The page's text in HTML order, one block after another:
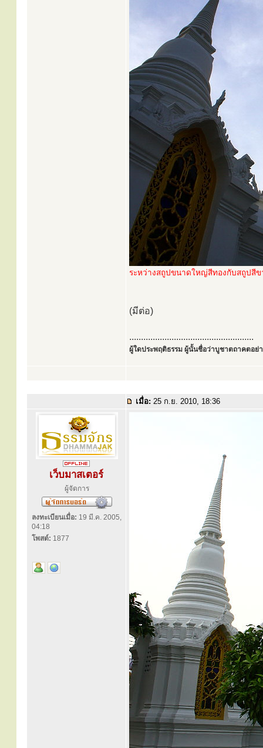
ระหว่างสถูปขนาดใหญ่สีทองกับสถูปสี
(มีต่อ)
.....................................................
ผู้ใดประพฤติธรรม ผู้นั้นชื่อว่าบูชาตถาคตอย่า
เมื่อ: 25 ก.ย. 2010, 18:36
เว็บมาสเตอร์
ผู้จัดการ
ลงทะเบียนเมื่อ: 19 มี.ค. 2005,
04:18
โพสต์: 1877